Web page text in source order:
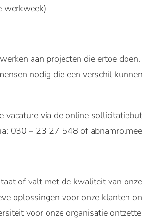
werkweek).
aan projecten die ertoe
nodig die een verschil
vacature via de online
030 – 23 27 548 of
of valt met de kwaliteit van
oplossingen voor onze klanten
voor onze organisatie